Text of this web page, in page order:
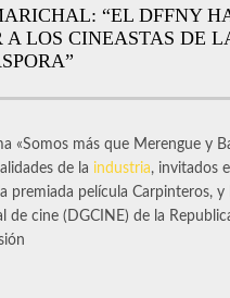
“EL DFFNY
A LOS CINEASTAS DE
«Somos más que Merengue y
de la industria, invitados
premiada película Carpinteros, y
de cine (DGCINE) de la